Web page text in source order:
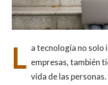
L a tecnología no solo
empresas, también
vida de las